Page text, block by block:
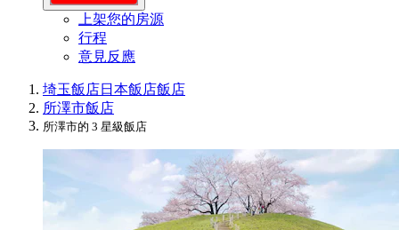
上架您的房源
行程
意見反應
埼玉飯店日本飯店飯店
所澤市飯店
所澤市的 3 星級飯店